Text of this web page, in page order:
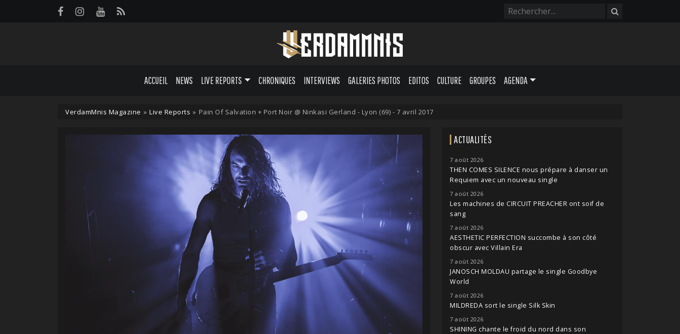
ACCUEIL NEWS LIVE REPORTS CHRONIQUES INTERVIEWS GALERIES PHOTOS EDITOS CULTURE GROUPES AGENDA
VerdamMnis Magazine » Live Reports » Pain Of Salvation + Port Noir @ Ninkasi Gerland - Lyon (69) - 7 avril 2017
ACTUALITÉS
7 août 2026
THEN COMES SILENCE nous prépare à danser un
Requiem avec un nouveau single
7 août 2026
Les machines de CIRCUIT PREACHER ont soif de
sang
7 août 2026
AESTHETIC PERFECTION succombe à son côté
obscur avec Villain Era
7 août 2026
JANOSCH MOLDAU partage le single Goodbye
World
7 août 2026
MILDREDA sort le single Silk Skin
7 août 2026
SHINING chante le froid du nord dans son
Panneau de gestion des cookies